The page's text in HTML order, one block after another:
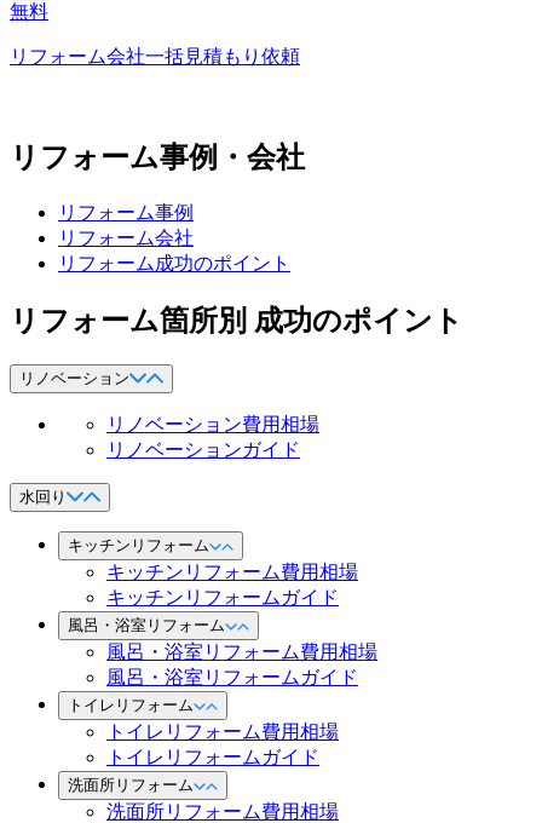
無料
リフォーム会社一括見積もり依頼
リフォーム事例・会社
リフォーム事例
リフォーム会社
リフォーム成功のポイント
リフォーム箇所別 成功のポイント
リノベーション
リノベーション費用相場
リノベーションガイド
水回り
キッチンリフォーム
キッチンリフォーム費用相場
キッチンリフォームガイド
風呂・浴室リフォーム
風呂・浴室リフォーム費用相場
風呂・浴室リフォームガイド
トイレリフォーム
トイレリフォーム費用相場
トイレリフォームガイド
洗面所リフォーム
洗面所リフォーム費用相場